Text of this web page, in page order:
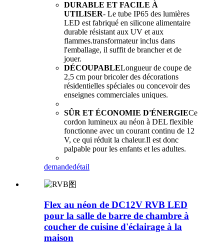
DURABLE ET FACILE À
UTILISER- Le tube IP65 des lumières
LED est fabriqué en silicone alimentaire
durable résistant aux UV et aux
flammes.transformateur inclus dans
l'emballage, il suffit de brancher et de
jouer.
DÉCOUPABLELongueur de coupe de
2,5 cm pour bricoler des décorations
résidentielles spéciales ou concevoir des
enseignes commerciales uniques.
SÛR ET ÉCONOMIE D'ÉNERGIECe
cordon lumineux au néon à DEL flexible
fonctionne avec un courant continu de 12
V, ce qui réduit la chaleur.Il est donc
palpable pour les enfants et les adultes.
demandedétail
Flex au néon de DC12V RVB LED
pour la salle de barre de chambre à
coucher de cuisine d'éclairage à la
maison